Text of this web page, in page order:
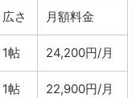
広さ 月額料金
1帖 24,200円/月
1帖 22,900円/月